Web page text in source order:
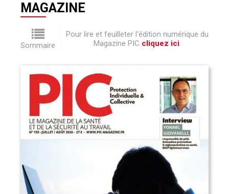
MAGAZINE
Sommaire
Pour lire et feuilleter l'édition numérique du
Magazine PIC cliquez ici.